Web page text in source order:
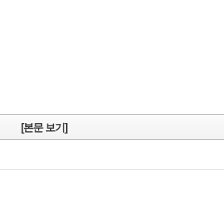
[본문 보기]